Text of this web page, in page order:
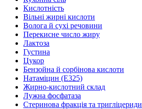
Кислотність
Вільні жирні кислоти
Волога й сухі речовини
Перекисне число жиру
Лактоза
Густина
Цукор
Бензойна й сорбінова кислоти
Натаміцин (Е325)
Жирно-кислотний склад
Лужна фосфатаза
Стеринова фракція та тригліцериди